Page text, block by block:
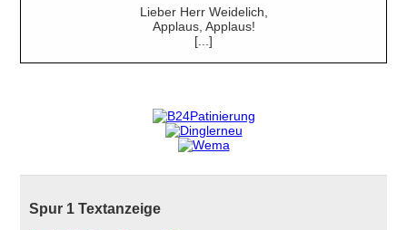
Lieber Herr Weidelich,
Applaus, Applaus!
[...]
Spur 1 Textanzeige